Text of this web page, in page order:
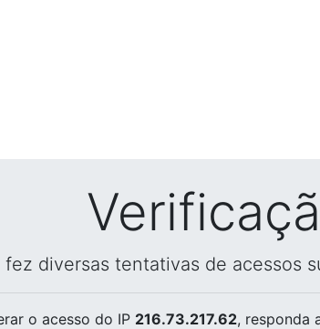
fez diversas tentativas de acessos
o acesso do IP 216.73.217.62, responda